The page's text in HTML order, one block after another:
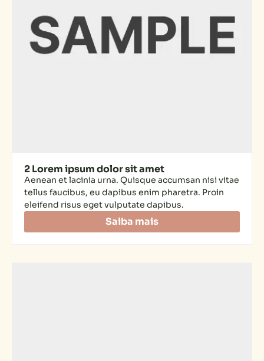
2 Lorem ipsum dolor sit amet
Aenean et lacinia urna. Quisque accumsan nisi vitae
tellus faucibus, eu dapibus enim pharetra. Proin
eleifend risus eget vulputate dapibus.
Saiba mais